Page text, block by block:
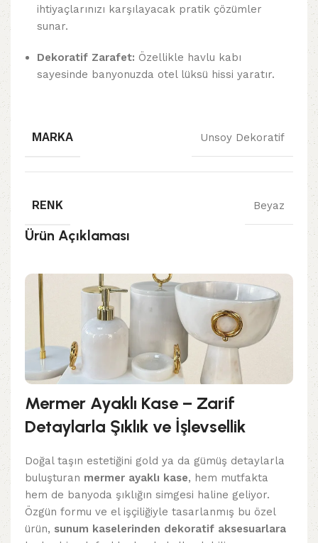
ihtiyaçlarınızı karşılayacak pratik çözümler
sunar.
Dekoratif Zarafet: Özellikle havlu kabı
sayesinde banyonuzda otel lüksü hissi yaratır.
MARKA Unsoy Dekoratif
RENK Beyaz
Ürün Açıklaması
Mermer Ayaklı Kase – Zarif
Detaylarla Şıklık ve İşlevsellik
Doğal taşın estetiğini gold ya da gümüş detaylarla
buluşturan mermer ayaklı kase, hem mutfakta
hem de banyoda şıklığın simgesi haline geliyor.
Özgün formu ve el işçiliğiyle tasarlanmış bu özel
ürün, sunum kaselerinden dekoratif aksesuarlara